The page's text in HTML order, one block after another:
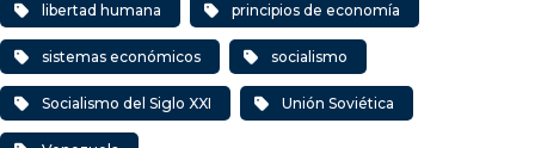
libertad humana principios de economía
sistemas económicos socialismo
Socialismo del Siglo XXI Unión Soviética